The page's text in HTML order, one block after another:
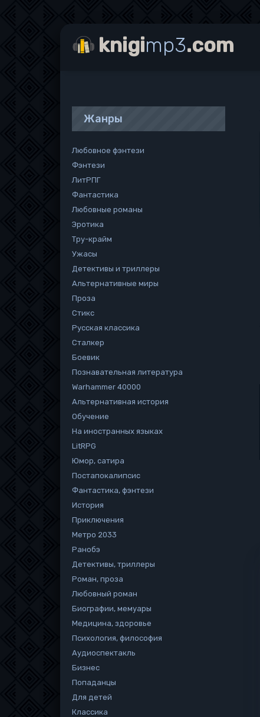
Жанры
Любовное фэнтези
Фэнтези
ЛитРПГ
Фантастика
Любовные романы
Эротика
Тру-крайм
Ужасы
Детективы и триллеры
Альтернативные миры
Проза
Стикс
Русская классика
Сталкер
Боевик
Познавательная литература
Warhammer 40000
Альтернативная история
Обучение
На иностранных языках
LitRPG
Юмор, сатира
Постапокалипсис
Фантастика, фэнтези
История
Приключения
Метро 2033
Ранобэ
Детективы, триллеры
Роман, проза
Любовный роман
Биографии, мемуары
Медицина, здоровье
Психология, философия
Аудиоспектакль
Бизнес
Попаданцы
Для детей
Классика
knigimp3.com